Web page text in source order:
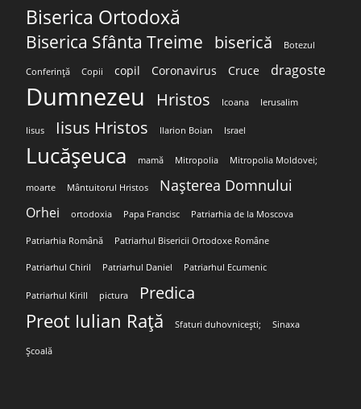
Biserica Ortodoxă
Biserica Sfânta Treime biserică Botezul
Conferință Copii copil Coronavirus Cruce dragoste
Dumnezeu Hristos Icoana Ierusalim
Iisus Iisus Hristos Ilarion Boian Israel
Lucășeuca mamă Mitropolia Mitropolia Moldovei;
moarte Mântuitorul Hristos Nașterea Domnului
Orhei ortodoxia Papa Francisc Patriarhia de la Moscova
Patriarhia Română Patriarhul Bisericii Ortodoxe Române
Patriarhul Chiril Patriarhul Daniel Patriarhul Ecumenic
Patriarhul Kirill pictura Predica
Preot Iulian Rață Sfaturi duhovnicești; Sinaxa
Școală